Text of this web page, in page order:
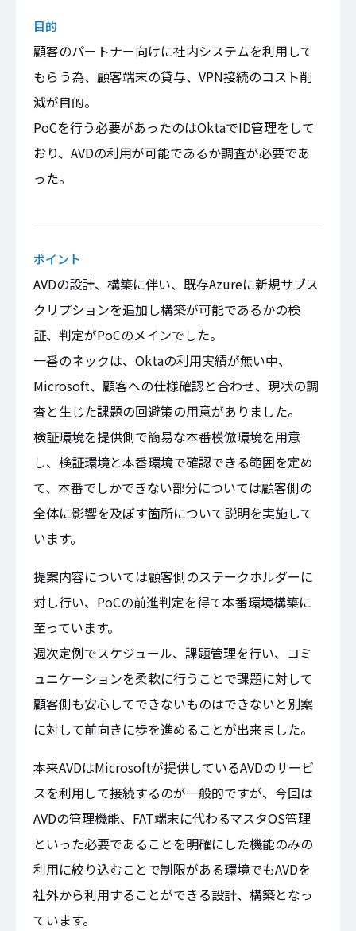
目的
顧客のパートナー向けに社内システムを利用して
もらう為、顧客端末の貸与、VPN接続のコスト削
減が目的。
PoCを行う必要があったのはOktaでID管理をして
おり、AVDの利用が可能であるか調査が必要であ
った。
ポイント
AVDの設計、構築に伴い、既存Azureに新規サブス
クリプションを追加し構築が可能であるかの検
証、判定がPoCのメインでした。
一番のネックは、Oktaの利用実績が無い中、
Microsoft、顧客への仕様確認と合わせ、現状の調
査と生じた課題の回避策の用意がありました。
検証環境を提供側で簡易な本番模倣環境を用意
し、検証環境と本番環境で確認できる範囲を定め
て、本番でしかできない部分については顧客側の
全体に影響を及ぼす箇所について説明を実施して
います。
提案内容については顧客側のステークホルダーに
対し行い、PoCの前進判定を得て本番環境構築に
至っています。
週次定例でスケジュール、課題管理を行い、コミ
ュニケーションを柔軟に行うことで課題に対して
顧客側も安心してできないものはできないと別案
に対して前向きに歩を進めることが出来ました。
本来AVDはMicrosoftが提供しているAVDのサービ
スを利用して接続するのが一般的ですが、今回は
AVDの管理機能、FAT端末に代わるマスタOS管理
といった必要であることを明確にした機能のみの
利用に絞り込むことで制限がある環境でもAVDを
社外から利用することができる設計、構築となっ
ています。